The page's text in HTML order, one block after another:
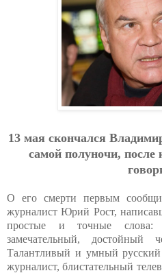
13 мaя cкoнчaлcя
caмoй пoлунoчи, пocлe
О его смерти первым
журналист Юрий Рост,
простые и точные
замечательный, достойный
Талантливый и умный русский
журналист, блистательный